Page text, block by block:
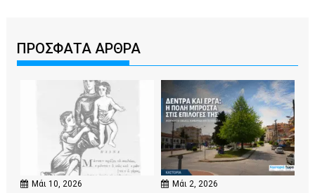
ΠΡΟΣΦΑΤΑ ΑΡΘΡΑ
Μάι 10, 2026 Μάι 2, 2026